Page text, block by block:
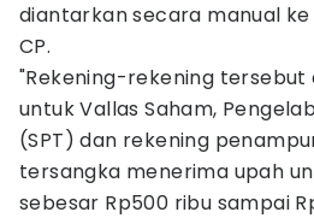
diantarkan secara manual
CP.
"Rekening-rekening tersebut
untuk Vallas Saham,
(SPT) dan rekening
tersangka menerima upah
sebesar Rp500 ribu sampai